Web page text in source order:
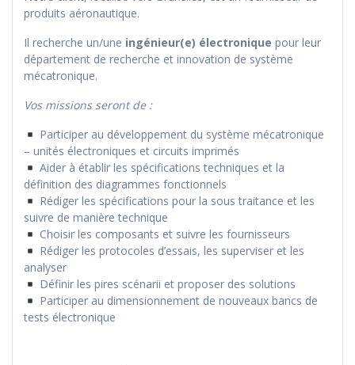
produits aéronautique.
Il recherche un/une ingénieur(e) électronique pour leur
département de recherche et innovation de système
mécatronique.
Vos missions seront de :
Participer au développement du système mécatronique
– unités électroniques et circuits imprimés
Aider à établir les spécifications techniques et la
définition des diagrammes fonctionnels
Rédiger les spécifications pour la sous traitance et les
suivre de manière technique
Choisir les composants et suivre les fournisseurs
Rédiger les protocoles d’essais, les superviser et les
analyser
Définir les pires scénarii et proposer des solutions
Participer au dimensionnement de nouveaux bancs de
tests électronique